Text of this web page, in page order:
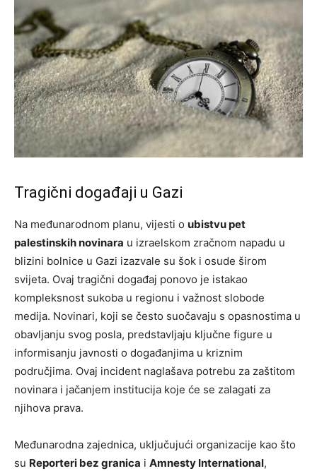
Tragični događaji u Gazi
Na međunarodnom planu, vijesti o ubistvu pet
palestinskih novinara u izraelskom zračnom napadu u
blizini bolnice u Gazi izazvale su šok i osude širom
svijeta. Ovaj tragični događaj ponovo je istakao
kompleksnost sukoba u regionu i važnost slobode
medija. Novinari, koji se često suočavaju s opasnostima u
obavljanju svog posla, predstavljaju ključne figure u
informisanju javnosti o događanjima u kriznim
područjima. Ovaj incident naglašava potrebu za zaštitom
novinara i jačanjem institucija koje će se zalagati za
njihova prava.
Međunarodna zajednica, uključujući organizacije kao što
su Reporteri bez granica i Amnesty International,